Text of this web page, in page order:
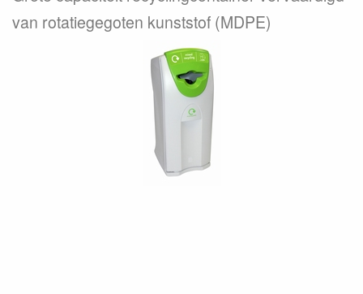
van rotatiegegoten kunststof (MDPE)